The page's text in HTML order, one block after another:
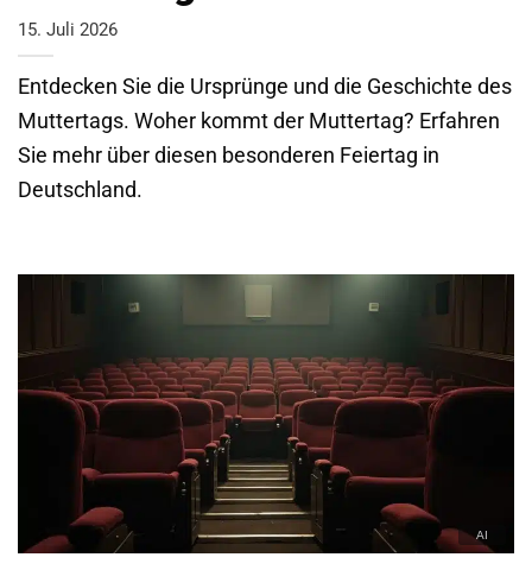
15. Juli 2026
Entdecken Sie die Ursprünge und die Geschichte des
Muttertags. Woher kommt der Muttertag? Erfahren
Sie mehr über diesen besonderen Feiertag in
Deutschland.